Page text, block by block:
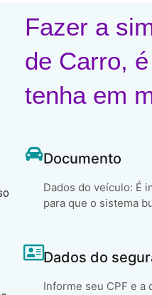
Fazer a
de Carro,
tenha em
Documento
Dados do veículo: É
para que o sistema
Dados do
Informe seu CPF e a